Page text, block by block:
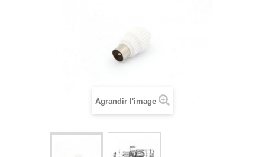
Agrandir l'image